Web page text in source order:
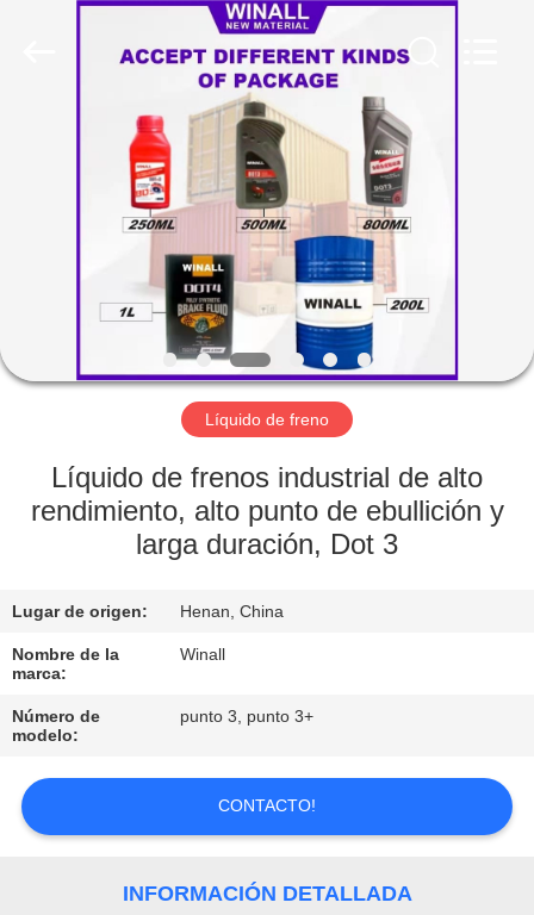
PRODUCTOS
NOSOTROS
VISITA
FÁBRICA
DE
CALIDAD
SOLICITAR
UNA
COTIZACIÓN
Líquido de freno
Líquido de frenos industrial de alto
rendimiento, alto punto de ebullición y
larga duración, Dot 3
Lugar de origen: Henan, China
Nombre de la
marca:
Winall
Número de
modelo:
punto 3, punto 3+
CONTACTO!
INFORMACIÓN DETALLADA